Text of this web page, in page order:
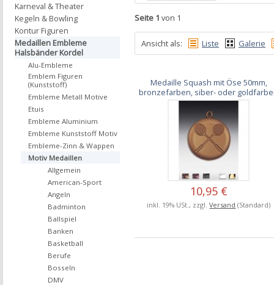
Seite 1 von 1
Ansicht als: Liste Galerie
Medaille Squash mit Öse 50mm,
bronzefarben, siber- oder
10,95 €
inkl. 19% USt., zzgl.Versand (Standard)
Karneval & Theater
Kegeln & Bowling
Kontur Figuren
Medaillen Embleme
Halsbänder Kordel
Alu-Embleme
Emblem Figuren
(Kunststoff)
Embleme Metall Motive
Etuis
Embleme Aluminium
Embleme Kunststoff Motiv
Embleme-Zinn & Wappen
Motiv Medaillen
Allgemein
American-Sport
Angeln
Badminton
Ballspiel
Banken
Basketball
Berufe
Bosseln
DMV